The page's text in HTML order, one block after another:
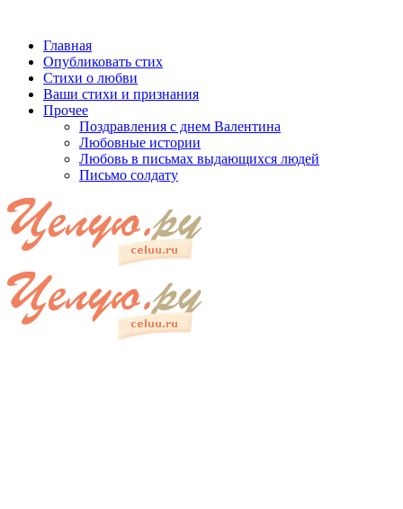
Главная
Опубликовать стих
Стихи о любви
Ваши стихи и признания
Прочее
Поздравления с днем Валентина
Любовные истории
Любовь в письмах выдающихся людей
Письмо солдату